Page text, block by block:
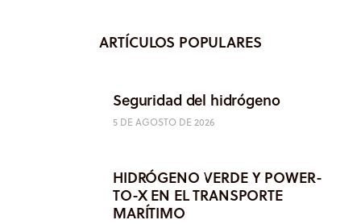
ARTÍCULOS POPULARES
Seguridad del hidrógeno
5 DE AGOSTO DE 2026
HIDRÓGENO VERDE Y POWER-
TO-X EN EL TRANSPORTE
MARÍTIMO